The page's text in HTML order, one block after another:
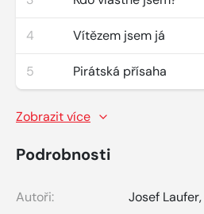
4 Vítězem jsem já
5 Pirátská přísaha
Zobrazit více
Podrobnosti
Autoři: Josef Laufer,